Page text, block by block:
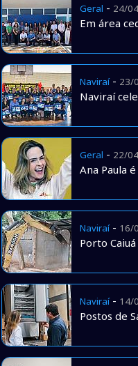
Geral - 24/
Em área
Naviraí- 23/
Naviraí
Geral - 22/
Ana Paula
Naviraí- 16/
Porto
Naviraí- 14/
Postos de